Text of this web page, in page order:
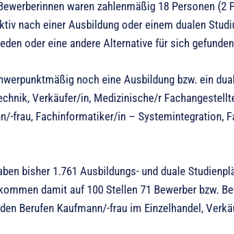
waren zahlenmäßig 18 Personen
nach einer Ausbildung oder einem dualen
oder eine andere Alternative für sich
noch eine Ausbildung bzw. ein
Verkäufer/in, Medizinische/r
frau, Fachinformatiker/in – Systemintegration,
bisher 1.761 Ausbildungs- und duale
damit auf 100 Stellen 71 Bewerber bzw.
Berufen Kaufmann/-frau im Einzelhandel,